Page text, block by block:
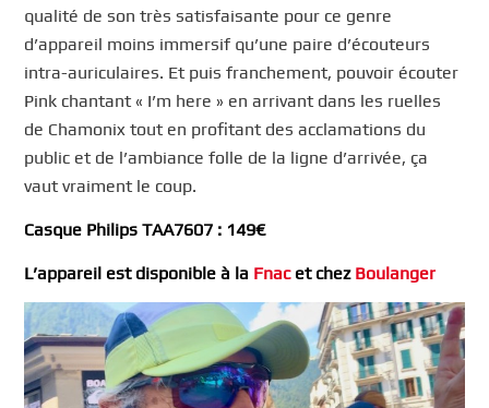
qualité de son très satisfaisante pour ce genre
d’appareil moins immersif qu’une paire d’écouteurs
intra-auriculaires. Et puis franchement, pouvoir écouter
Pink chantant « I’m here » en arrivant dans les ruelles
de Chamonix tout en profitant des acclamations du
public et de l’ambiance folle de la ligne d’arrivée, ça
vaut vraiment le coup.
Casque Philips TAA7607 : 149€
L’appareil est disponible à la Fnacet chez Boulanger